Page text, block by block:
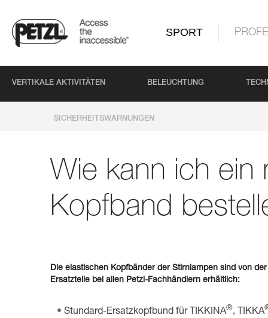
SPORT
VERTIKALE AKTIVITÄTEN BELEUCHTUNG
SICHERHEITSWARNUNGEN
Wie kann ich ein
Kopfband
Die elastischen Kopfbänder der Stirnlampen sind von
Ersatzteile bei allen Petzl-Fachhändlern erhältlich:
Stundard-Ersatzkopfbund für TIKKINA®, TIKKA